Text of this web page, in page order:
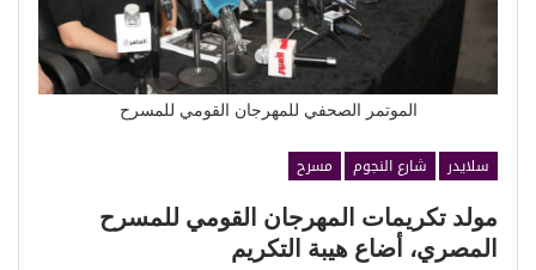
الموتمر الصحفي للمهرجان القومي للمسرح
سلايدر شارع النجوم
مسرح
مولد تكريمات المهرجان القومي للمسرح
المصري، أضاع هيبة التكريم